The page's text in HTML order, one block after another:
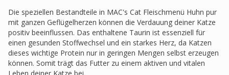
Die speziellen Bestandteile in MAC's Cat Fleischmenü Huhn pur
mit ganzen Geflügelherzen können die Verdauung deiner Katze
positiv beeinflussen. Das enthaltene Taurin ist essenziell für
einen gesunden Stoffwechsel und ein starkes Herz, da Katzen
dieses wichtige Protein nur in geringen Mengen selbst erzeugen
können. Somit trägt das Futter zu einem aktiven und vitalen